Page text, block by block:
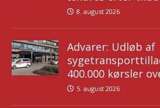
8. august 2026
Advarer: Udløb af
400.000 kørsler
5. august 2026